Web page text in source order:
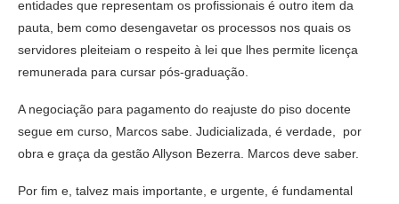
entidades que representam os profissionais é outro item da
pauta, bem como desengavetar os processos nos quais os
servidores pleiteiam o respeito à lei que lhes permite licença
remunerada para cursar pós-graduação.
A negociação para pagamento do reajuste do piso docente
segue em curso, Marcos sabe. Judicializada, é verdade, por
obra e graça da gestão Allyson Bezerra. Marcos deve saber.
Por fim e, talvez mais importante, e urgente, é fundamental